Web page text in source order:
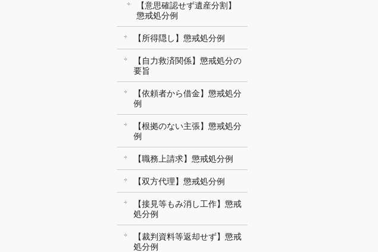
【意思確認せず遺産分割】
懲戒処分例
【所得隠し】懲戒処分例
【自力救済関係】懲戒処分の
要旨
【依頼者から借金】懲戒処分
例
【根拠のない主張】懲戒処分
例
【職務上請求】懲戒処分例
【双方代理】懲戒処分例
【接見等もみ消し工作】懲戒
処分例
【裁判資料等返却せず】懲戒
処分例